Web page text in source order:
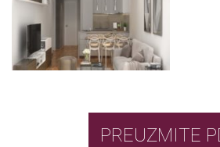
PREUZMITE